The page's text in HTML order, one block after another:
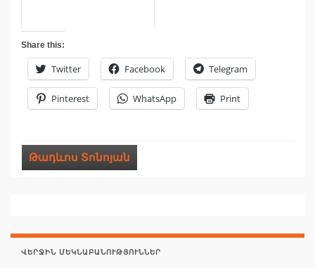
Share this:
Twitter Facebook Telegram
Pinterest WhatsApp Print
Թադևոս Տոնոյան
ՎԵՐՋԻՆ ՄԵԿՆԱԲԱՆՈՒԹՅՈՒՆՆԵՐ